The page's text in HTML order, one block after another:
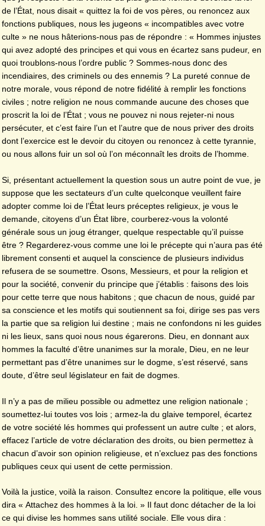
de l’État, nous disait « quittez la foi de vos pères, ou renoncez aux
fonctions publiques, nous les jugeons « incompatibles avec votre
culte » ne nous hâterions-nous pas de répondre : « Hommes injustes
qui avez adopté des principes et qui vous en écartez sans pudeur, en
quoi troublons-nous l’ordre public ? Sommes-nous donc des
incendiaires, des criminels ou des ennemis ? La pureté connue de
notre morale, vous répond de notre fidélité à remplir les fonctions
civiles ; notre religion ne nous commande aucune des choses que
proscrit la loi de l’État ; vous ne pouvez ni nous rejeter-ni nous
persécuter, et c’est faire l’un et l’autre que de nous priver des droits
dont l’exercice est le devoir du citoyen ou renoncez à cette tyrannie,
ou nous allons fuir un sol où l’on méconnaît les droits de l’homme.
Si, présentant actuellement la question sous un autre point de vue, je
suppose que les sectateurs d’un culte quelconque veuillent faire
adopter comme loi de l’État leurs préceptes religieux, je vous le
demande, citoyens d’un État libre, courberez-vous la volonté
générale sous un joug étranger, quelque respectable qu’il puisse
être ? Regarderez-vous comme une loi le précepte qui n’aura pas été
librement consenti et auquel la conscience de plusieurs individus
refusera de se soumettre. Osons, Messieurs, et pour la religion et
pour la société, convenir du principe que j’établis : faisons des lois
pour cette terre que nous habitons ; que chacun de nous, guidé par
sa conscience et les motifs qui soutiennent sa foi, dirige ses pas vers
la partie que sa religion lui destine ; mais ne confondons ni les guides
ni les lieux, sans quoi nous nous égarerons. Dieu, en donnant aux
hommes la faculté d’être unanimes sur la morale, Dieu, en ne leur
permettant pas d’être unanimes sur le dogme, s’est réservé, sans
doute, d’être seul législateur en fait de dogmes.
Il n’y a pas de milieu possible ou admettez une religion nationale ;
soumettez-lui toutes vos lois ; armez-la du glaive temporel, écartez
de votre société lés hommes qui professent un autre culte ; et alors,
effacez l’article de votre déclaration des droits, ou bien permettez à
chacun d’avoir son opinion religieuse, et n’excluez pas des fonctions
publiques ceux qui usent de cette permission.
Voilà la justice, voilà la raison. Consultez encore la politique, elle vous
dira « Attachez des hommes à la loi. » Il faut donc détacher de la loi
ce qui divise les hommes sans utilité sociale. Elle vous dira :